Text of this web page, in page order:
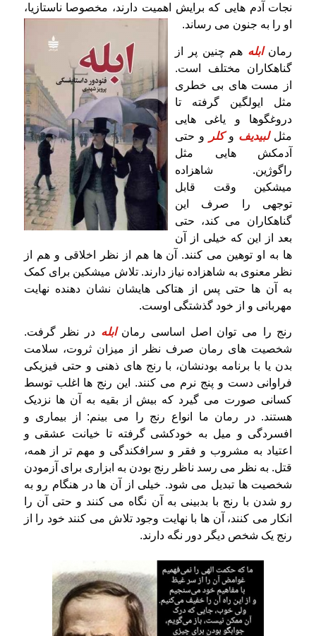
نجات آدم هایی که برایش اهمیت دارند، مخصوصا ناستازیا،
او را به جنون می رساند.
رمانابله هم چنین پر از
گناهکاران مختلف است.
از مست های بی خطری
مثل ایولگین گرفته تا
دروغگوها و یاغی هایی
مثللبیدیف وکلر
و حتی
آدمکش هایی مثل
راگوژین. شاهزاده
میشکین وقت قابل
توجهی را صرف این
گناهکاران می کند، حتی
بعد از این که خیلی از آن
ها به او توهین می کنند. آن ها هم از نظر اخلاقی و هم از
نظر معنوی به شاهزاده نیاز دارند. تلاش میشکین برای کمک
به آن ها حتی پس از هتاکی هایشان نشان دهنده نهایت
مهربانی و از خود گذشتگی اوست.
رنج را می توان اصل اساسی رمانابلهدر نظر گرفت.
شخصیت های رمان صرف نظر از میزان ثروت، سلامت
بدن یا با برنامه بودنشان، با رنج های ذهنی و حتی فیزیکی
فراوانی دست و پنج نرم می کنند. این رنج ها اغلب توسط
کسانی صورت می گیرد که بیش از بقیه به آن ها نزدیک
هستند. در رمان ما انواع رنج را می بینم: از بیماری و
افسردگی و میل به خودکشی گرفته تا خیانت عشقی و
اعتیاد به مشروب و فقر و سرافکندگی و مهم تر از همه،
قتل. به نظر می رسد ناظر رنج بودن به ابزاری برای آزمودن
شخصیت ها تبدیل می شود. خیلی از آن ها در هنگام رو به
رو شدن با رنج با بدبینی به آن نگاه می کنند و حتی آن را
انکار می کنند، آن ها با نهایت وجود تلاش می کنند خود را از
رنج یک شخص دیگر دور نگه دارند.